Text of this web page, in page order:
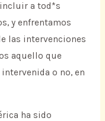
incluir a tod*s
y enfrentamos
las intervenciones
aquello que
o no, en
ha sido